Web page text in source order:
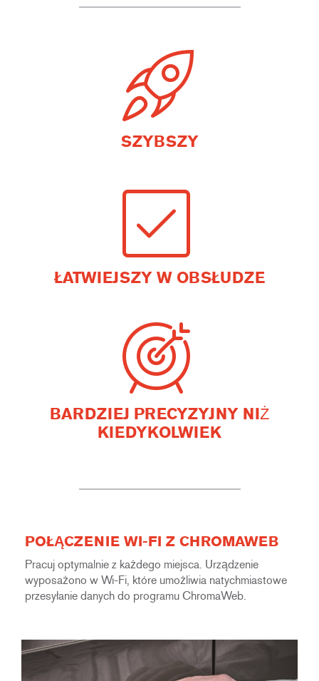
SZYBSZY
ŁATWIEJSZY W OBSŁUDZE
BARDZIEJ PRECYZYJNY NIŻ
KIEDYKOLWIEK
POŁĄCZENIE WI-FI Z CHROMAWEB
Pracuj optymalnie z każdego miejsca. Urządzenie
wyposażono w Wi-Fi, które umożliwia natychmiastowe
przesyłanie danych do programu ChromaWeb.